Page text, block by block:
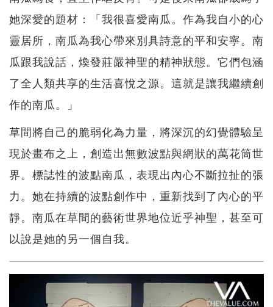
她深愛的題材：「我很喜愛南瓜。作為我自小的心
靈居所，南瓜為我心帶來別具詩意的平和安寧。南
瓜跟我說話，煥發莊嚴神聖的精神狀態。它們包涵
了全人類共享的生活喜悅之源。這就是讓我繼續創
作的南瓜。」
草間將自己的脆弱化為力量，將深沉的幻覺體驗呈
現於畫布之上，創造出無數波點與網狀的萬花筒世
界。標誌性的波點南瓜，表現出內心不斷拉扯的張
力。她在持續的波點創作中，重新找到了內心的平
靜。南瓜在草間的藝術世界地位近乎神聖，甚至可
以說是她的另一個自我。